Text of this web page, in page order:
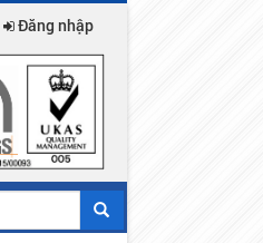
Đăng nhập